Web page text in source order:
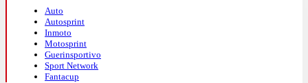
Auto
Autosprint
Inmoto
Motosprint
Guerinsportivo
Sport Network
Fantacup